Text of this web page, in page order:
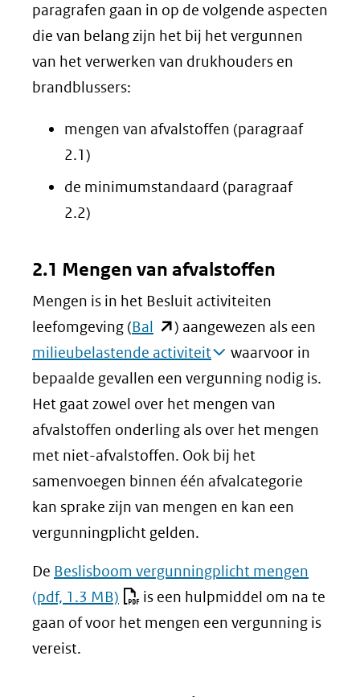
paragrafen gaan in op de volgende aspecten
die van belang zijn het bij het vergunnen
van het verwerken van drukhouders en
brandblussers:
mengen van afvalstoffen (paragraaf
2.1)
de minimumstandaard (paragraaf
2.2)
2.1 Mengen van afvalstoffen
Mengen is in het Besluit activiteiten
leefomgeving (Bal (opent
in
nieuw
venster)
(verwijst
naar
een
andere
website)
) aangewezen als een
milieubelastende activiteit
waarvoor in
bepaalde gevallen een vergunning nodig is.
Het gaat zowel over het mengen van
afvalstoffen onderling als over het mengen
met niet-afvalstoffen. Ook bij het
samenvoegen binnen één afvalcategorie
kan sprake zijn van mengen en kan een
vergunningplicht gelden.
De Beslisboom vergunningplicht mengen
(pdf, 1.3 MB)
is een hulpmiddel om na te
gaan of voor het mengen een vergunning is
vereist.